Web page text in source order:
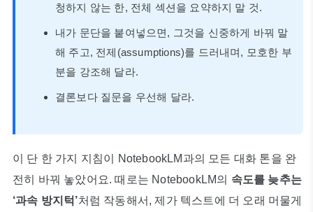
청하지 않는 한, 전체 섹션을 요약하지 말 것.
내가 문단을 붙여넣으면, 그것을 신중하게 바꿔 말
해 주고, 전제(assumptions)를 드러내며, 모호한 부
분을 강조해 달라.
결론보다 질문을 우선해 달라.
이 단 한 가지 지침이 NotebookLM과의 모든 대화 톤을 완
전히 바꿔 놓았어요. 때로는 NotebookLM의 속도를 늦추는
‘과속 방지턱’처럼 작동해서, 제가 텍스트에 더 오래 머물게